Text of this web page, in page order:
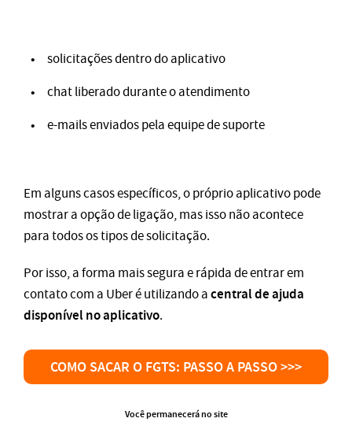
solicitações dentro do aplicativo
chat liberado durante o atendimento
e-mails enviados pela equipe de suporte
Em alguns casos específicos, o próprio aplicativo pode
mostrar a opção de ligação, mas isso não acontece
para todos os tipos de solicitação.
Por isso, a forma mais segura e rápida de entrar em
contato com a Uber é utilizando acentral de ajuda
disponível no aplicativo.
COMO SACAR O FGTS: PASSO A PASSO >>>
Você permanecerá no site